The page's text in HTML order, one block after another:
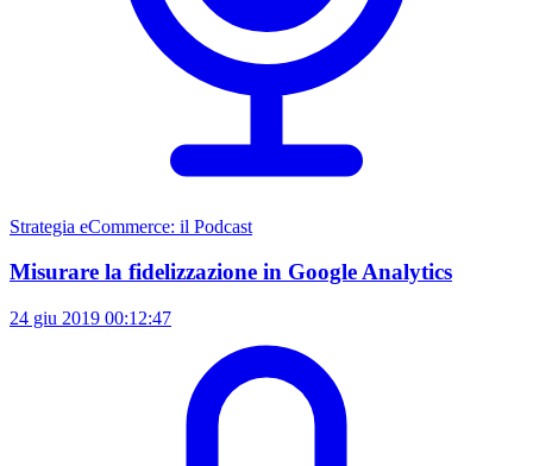
Strategia eCommerce: il Podcast
Misurare la fidelizzazione in Google Analytics
24 giu 2019 00:12:47